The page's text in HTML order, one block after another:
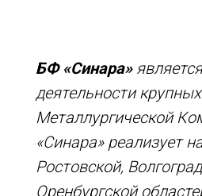
БФ «Синара»
деятельности
Металлургической
«Синара» реализует
Ростовской,
Оренбургской